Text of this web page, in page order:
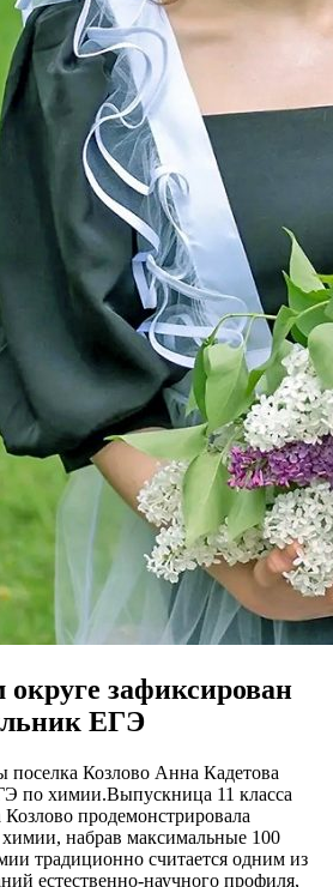
зафиксирован
ЕГЭ
Козлово Анна Кадетова
по химии.Выпускница 11 класса
продемонстрировала
набрав максимальные 100
традиционно считается одним из
естественно-научного профиля,